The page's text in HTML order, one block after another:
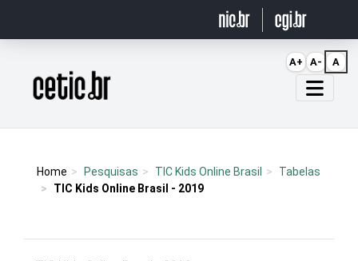
Página inicial
Home Pesquisas TIC Kids Online Brasil
Tabelas
TIC Kids Online Brasil - 2019
A+ A- A